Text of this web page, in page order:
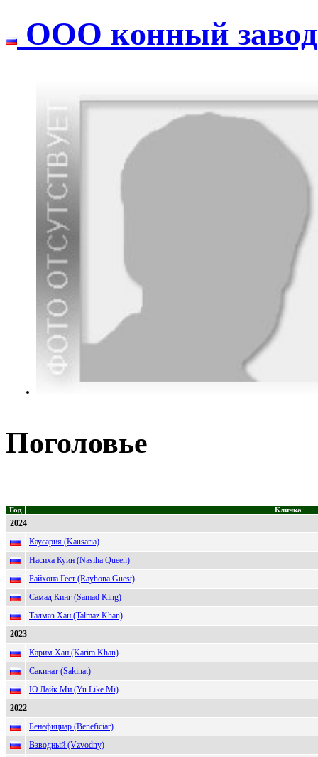
ООО кoнный зaвoд
Поголовье
Год Кличка
2024
Каусария (Kausaria)
Насиха Куин (Nasiha Queen)
Райхона Гест (Rayhona Guest)
Самад Кинг (Samad King)
Талмаз Хан (Talmaz Khan)
2023
Карим Хан (Karim Khan)
Сакинат (Sakinat)
Ю Лайк Ми (Yu Like Mi)
2022
Бенефициар (Beneficiar)
Взводный (Vzvodny)